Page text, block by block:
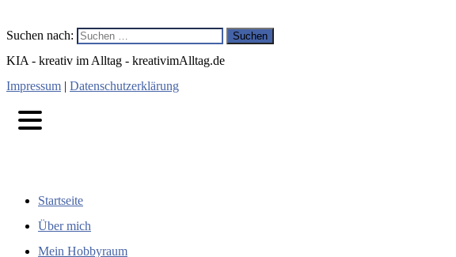
Suchen nach:
KIA - kreativ im Alltag - kreativimAlltag.de
Impressum | Datenschutzerklärung
Startseite
Über mich
Mein Hobbyraum